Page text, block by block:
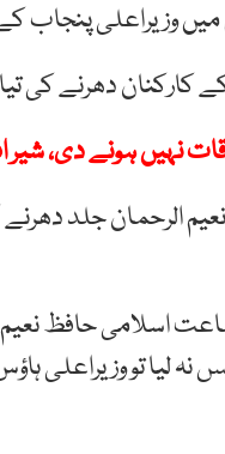
پنجاب کے
دھرنے کی
نہیں ہونے دی،
الرحمان جلد
جماعت اسلامی حافظ
لیا تو وزیراعلی